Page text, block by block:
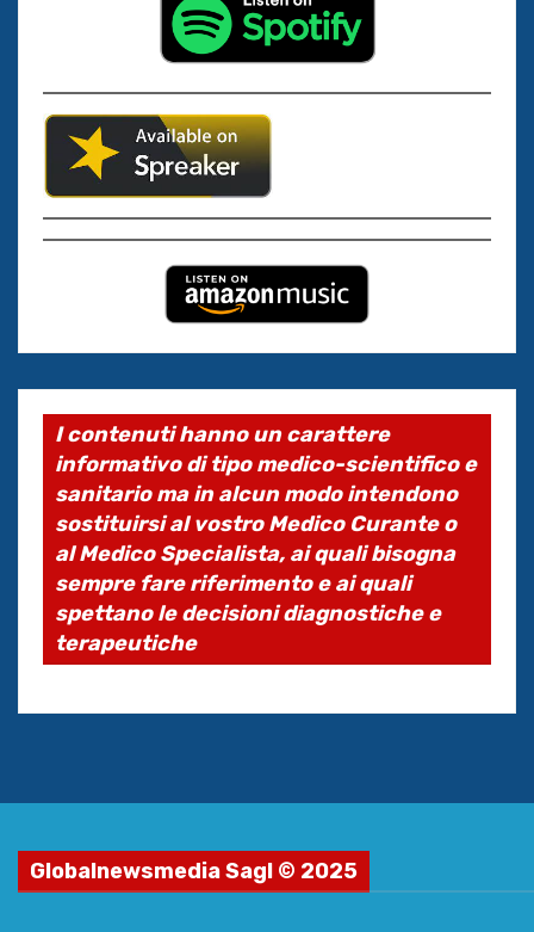
I contenuti hanno un carattere
informativo di tipo medico-scientifico e
sanitario ma in alcun modo intendono
sostituirsi al vostro Medico Curante o
al Medico Specialista, ai quali bisogna
sempre fare riferimento e ai quali
spettano le decisioni diagnostiche e
terapeutiche
Globalnewsmedia Sagl © 2025